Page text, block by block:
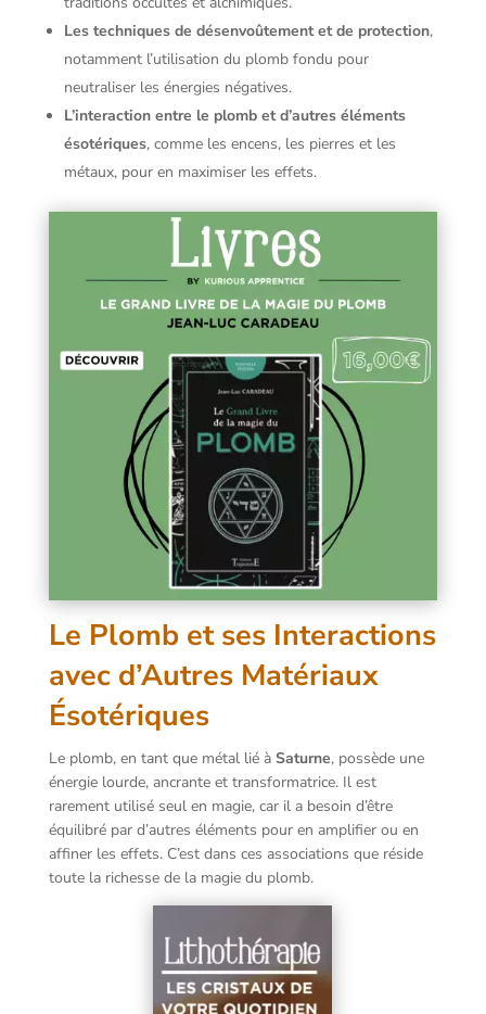
Les techniques de désenvoûtement et de protection,
notamment l’utilisation du plomb fondu pour
neutraliser les énergies négatives.
L’interaction entre le plomb et d’autres éléments
ésotériques, comme les encens, les pierres et les
métaux, pour en maximiser les effets.
Le Plomb et ses Interactions
avec d’Autres Matériaux
Ésotériques
Le plomb, en tant que métal lié à Saturne, possède une
énergie lourde, ancrante et transformatrice. Il est
rarement utilisé seul en magie, car il a besoin d’être
équilibré par d’autres éléments pour en amplifier ou en
affiner les effets. C’est dans ces associations que réside
toute la richesse de la magie du plomb.